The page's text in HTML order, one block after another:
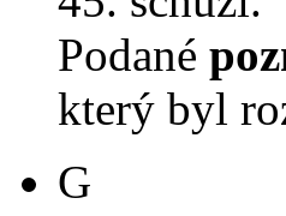
Podané
který byl
G